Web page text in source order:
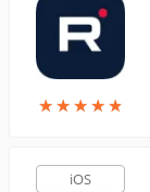
★★★★★
★★★★★
iOS